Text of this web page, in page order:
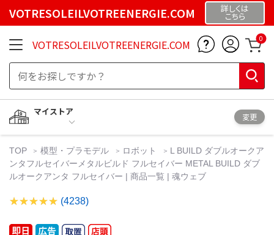
VOTRESOLEILVOTREENERGIE.COM 詳しくは
こちら
VOTRESOLEILVOTREENERGIE.COM 0
マイストア
変更
TOP 模型・プラモデル ロボット
L BUILD ダブルオークア
ンタフルセイバーメタルビルド フルセイバー METAL BUILD ダブ
ルオークアンタ フルセイバー | 商品一覧 | 魂ウェブ
(4238)